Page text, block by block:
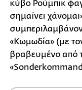
κύβο Ρούμπικ
σημαίνει
«Κωμωδία» (με
βραβευμένο από